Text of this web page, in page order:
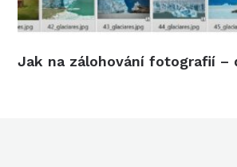
Jak na zálohování fotografií –